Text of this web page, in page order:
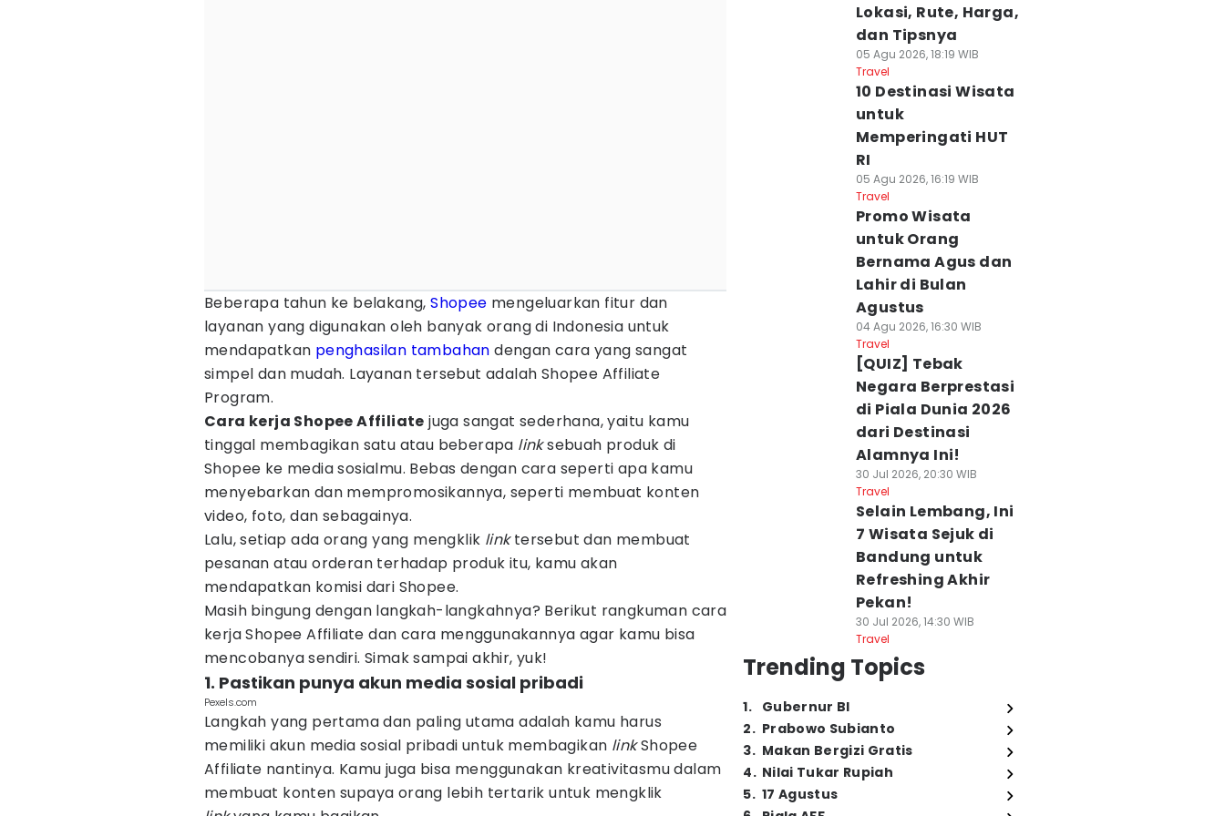
Beberapa tahun ke belakang,Shopee mengeluarkan fitur dan
layanan yang digunakan oleh banyak orang di Indonesia untuk
mendapatkan penghasilan tambahan dengan cara yang sangat
simpel dan mudah. Layanan tersebut adalah Shopee Affiliate
Program.
Cara kerja Shopee Affiliate juga sangat sederhana, yaitu kamu
tinggal membagikan satu atau beberapa linksebuah produk di
Shopee ke media sosialmu. Bebas dengan cara seperti apa kamu
menyebarkan dan mempromosikannya, seperti membuat konten
video, foto, dan sebagainya.
Lalu, setiap ada orang yang mengklik linktersebut dan membuat
pesanan atau orderan terhadap produk itu, kamu akan
mendapatkan komisi dari Shopee.
Masih bingung dengan langkah-langkahnya? Berikut rangkuman cara
kerja Shopee Affiliate dan cara menggunakannya agar kamu bisa
mencobanya sendiri. Simak sampai akhir, yuk!
1. Pastikan punya akun media sosial pribadi
Pexels.com
Langkah yang pertama dan paling utama adalah kamu harus
memiliki akun media sosial pribadi untuk membagikan linkShopee
Affiliate nantinya. Kamu juga bisa menggunakan kreativitasmu dalam
membuat konten supaya orang lebih tertarik untuk mengklik
Lokasi, Rute, Harga,
dan Tipsnya
05 Agu 2026, 18:19 WIB
Travel
10 Destinasi Wisata
untuk
Memperingati HUT
RI
05 Agu 2026, 16:19 WIB
Travel
Promo Wisata
untuk Orang
Bernama Agus dan
Lahir di Bulan
Agustus
04 Agu 2026, 16:30 WIB
Travel
[QUIZ] Tebak
Negara Berprestasi
di Piala Dunia 2026
dari Destinasi
Alamnya Ini!
30 Jul 2026, 20:30 WIB
Travel
Selain Lembang, Ini
7 Wisata Sejuk di
Bandung untuk
Refreshing Akhir
Pekan!
30 Jul 2026, 14:30 WIB
Travel
Trending Topics
1. Gubernur BI
2. Prabowo Subianto
3. Makan Bergizi Gratis
4. Nilai Tukar Rupiah
5. 17 Agustus